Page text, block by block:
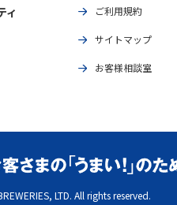
ィ
ご利用規約
サイトマップ
お客様相談室
LTD. All rights reserved.